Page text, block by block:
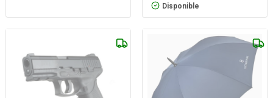
Disponible